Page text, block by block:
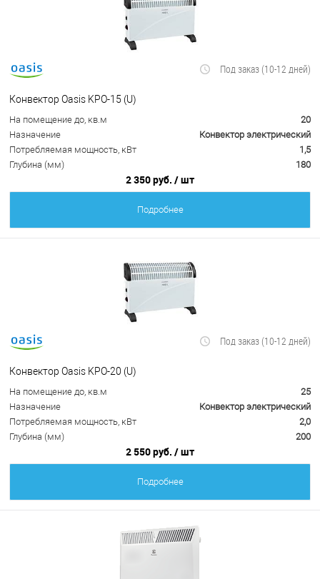
Под заказ (10-12 дней)
Конвектор Oasis KPO-15 (U)
На помещение до, кв.м
20
Назначение
Конвектор электрический
Потребляемая мощность, кВт
1,5
Глубина (мм)
180
2 350 руб. / шт
Подробнее
Под заказ (10-12 дней)
Конвектор Oasis KPO-20 (U)
На помещение до, кв.м
25
Назначение
Конвектор электрический
Потребляемая мощность, кВт
2,0
Глубина (мм)
200
2 550 руб. / шт
Подробнее